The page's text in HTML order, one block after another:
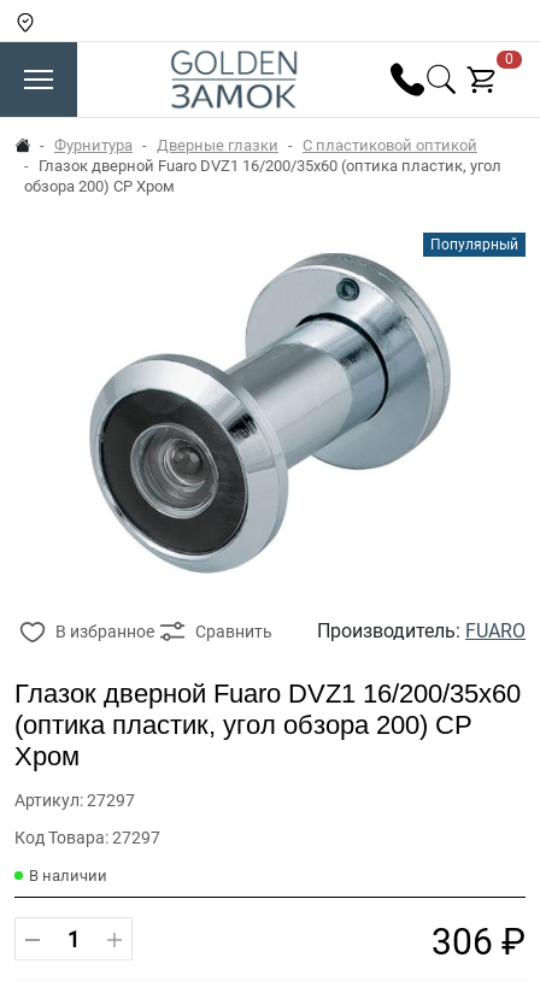
0
Фурнитура Дверные глазки
С пластиковой оптикой
Глазок дверной Fuaro DVZ1 16/200/35x60 (оптика пластик, угол
обзора 200) CP Хром
Популярный
В избранное Сравнить Производитель: FUARO
Глазок дверной Fuaro DVZ1 16/200/35x60
(оптика пластик, угол обзора 200) CP
Хром
Артикул: 27297
Код Товара: 27297
В наличии
306 ₽